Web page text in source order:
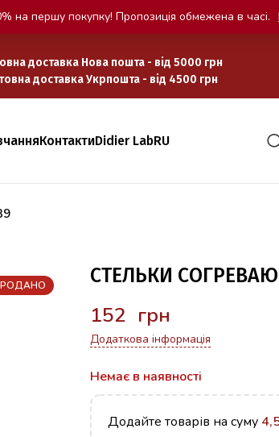
доставка Нова пошта - від 5000 грн
доставка Укрпошта - від 4500 грн
КонтактиDidier LabRU
СТЕЛЬКИ
грн
Додаткова інформація
Немає в наявності
Додайте товарів на суму
на першу покупку! Пропозиція обмежена в часі.